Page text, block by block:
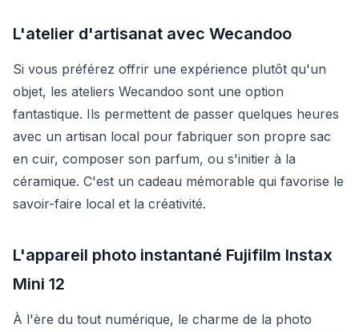
L'atelier d'artisanat avec Wecandoo
Si vous préférez offrir une expérience plutôt qu'un
objet, les ateliers Wecandoo sont une option
fantastique. Ils permettent de passer quelques heures
avec un artisan local pour fabriquer son propre sac
en cuir, composer son parfum, ou s'initier à la
céramique. C'est un cadeau mémorable qui favorise le
savoir-faire local et la créativité.
L'appareil photo instantané Fujifilm Instax
Mini 12
À l'ère du tout numérique, le charme de la photo